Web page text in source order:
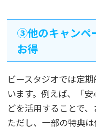
➂他のキャンペ
お得
ビースタジオでは定
います。例えば、「
どを活用することで、
ただし、一部の特典